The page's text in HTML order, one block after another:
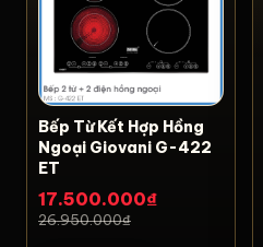
Bếp Từ Kết Hợp Hồng
Ngoại Giovani G-422
ET
17.500.000₫
26.950.000₫